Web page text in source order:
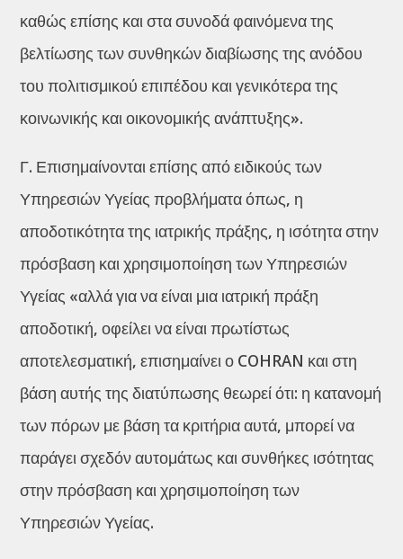
καθώς επίσης και στα συνοδά φαινόμενα της
βελτίωσης των συνθηκών διαβίωσης της ανόδου
του πολιτισμικού επιπέδου και γενικότερα της
κοινωνικής και οικονομικής ανάπτυξης».
Γ. Επισημαίνονται επίσης από ειδικούς των
Υπηρεσιών Υγείας προβλήματα όπως, η
αποδοτικότητα της ιατρικής πράξης, η ισότητα στην
πρόσβαση και χρησιμοποίηση των Υπηρεσιών
Υγείας «αλλά για να είναι μια ιατρική πράξη
αποδοτική, οφείλει να είναι πρωτίστως
αποτελεσματική, επισημαίνει ο COHRAN και στη
βάση αυτής της διατύπωσης θεωρεί ότι: η κατανομή
των πόρων με βάση τα κριτήρια αυτά, μπορεί να
παράγει σχεδόν αυτομάτως και συνθήκες ισότητας
στην πρόσβαση και χρησιμοποίηση των
Υπηρεσιών Υγείας.